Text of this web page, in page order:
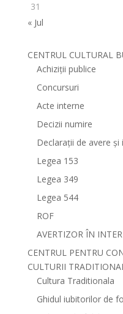
31
« Jul
CENTRUL CULTURAL
Achiziții publice
Concursuri
Acte interne
Decizii numire
Declarații de avere și
Legea 153
Legea 349
Legea 544
ROF
AVERTIZOR ÎN
CENTRUL PENTRU
CULTURII
Cultura Traditionala
Ghidul iubitorilor de